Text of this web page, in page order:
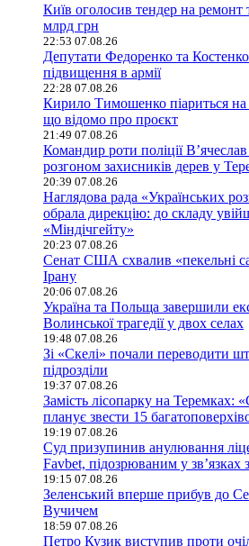
Київ оголосив тендер на ремонт
млрд грн
22:53 07.08.26
Депутати Федоренко та
підвищення в армії
22:28 07.08.26
Кирило Тимошенко піариться на
що відомо про проєкт
21:49 07.08.26
Командир роти поліції
розгоном захисників дерев у
20:39 07.08.26
Наглядова рада «Українських
обрала дирекцію: до складу
«Міндічгейту»
20:23 07.08.26
Сенат США схвалив «пекельні
Ірану
20:06 07.08.26
Україна та Польща завершили
Волинської трагедії у двох селах
19:48 07.08.26
Зі «Скелі» почали переводити
підрозділи
19:37 07.08.26
Замість лісопарку на Теремках:
планує звести 15
19:19 07.08.26
Суд призупинив анулювання
Favbet, підозрюваним у зв’язках
19:15 07.08.26
Зеленський вперше прибув до
Вучичем
18:59 07.08.26
Петро Кузик виступив проти